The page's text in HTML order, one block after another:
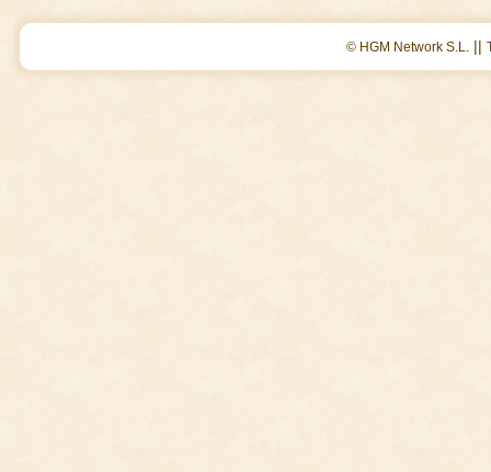
© HGM Network S.L. ||